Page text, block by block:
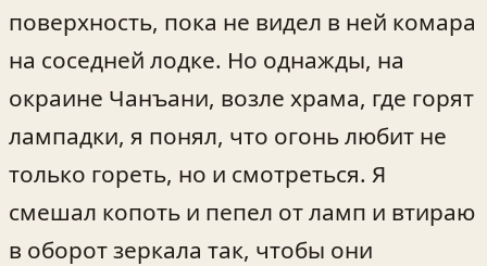
поверхность, пока не видел в ней комара
на соседней лодке. Но однажды, на
окраине Чанъани, возле храма, где горят
лампадки, я понял, что огонь любит не
только гореть, но и смотреться. Я
смешал копоть и пепел от ламп и втираю
в оборот зеркала так, чтобы они